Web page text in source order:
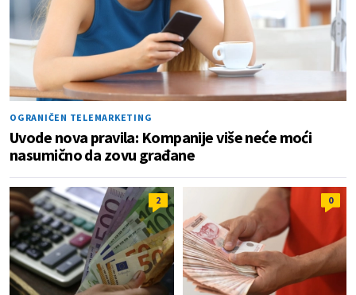
OGRANIČEN TELEMARKETING
Uvode nova pravila: Kompanije više neće moći
nasumično da zovu građane
2 0